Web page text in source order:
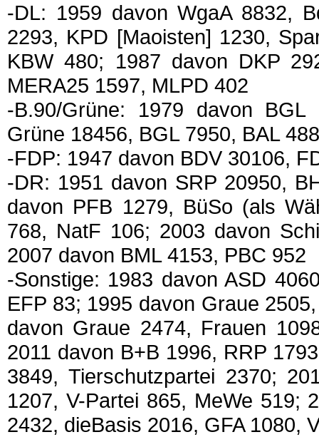
-DL: 1959 davon WgaA 8832,
2293, KPD [Maoisten] 1230,
KBW 480; 1987 davon DKP
MERA25 1597, MLPD 402
-B.90/Grüne: 1979 davon
Grüne 18456, BGL 7950, BAL
-FDP: 1947 davon BDV 30106,
-DR: 1951 davon SRP 20950,
davon PFB 1279, BüSo (als
768, NatF 106; 2003 davon
2007 davon BML 4153, PBC 952
-Sonstige: 1983 davon ASD
EFP 83; 1995 davon Graue
davon Graue 2474, Frauen
2011 davon B+B 1996, RRP
3849, Tierschutzpartei 2370;
1207, V-Partei 865, MeWe 519;
2432, dieBasis 2016, GFA 1080,